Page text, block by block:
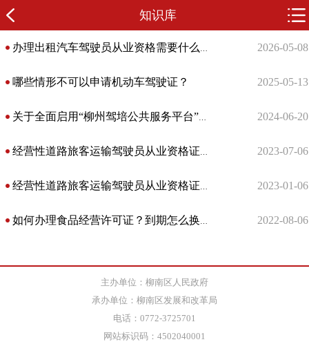
知识库
2026-05-08
哪些情形不可以申请机动车驾驶证？ 2025-05-13
2024-06-20
2023-07-06
2023-01-06
2022-08-06
主办单位：柳南区人民政府
承办单位：柳南区发展和改革局
电话：0772-3725701
网站标识码：4502040001